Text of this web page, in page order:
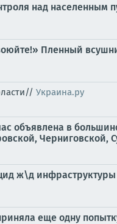
над
Пленный
Украина.ру
объявлена в
Черниговской,
ж\д инфраструктуры
еще одну